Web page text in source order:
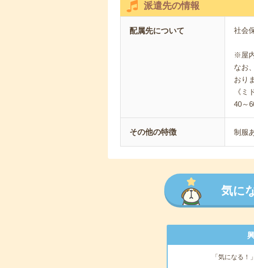
派遣先の情報
配属先について 社会
※屋
なお
おり
《ミ
40～
その他の特徴 制服
気に
「気になる